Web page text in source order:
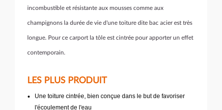
incombustible et résistante aux mousses comme aux
champignons la durée de vie d'une toiture dite bac acier est très
longue. Pour ce carport la tôle est cintrée pour apporter un effet
contemporain.
LES PLUS PRODUIT
Une toiture cintrée, bien conçue dans le but de favoriser
l'écoulement de l'eau